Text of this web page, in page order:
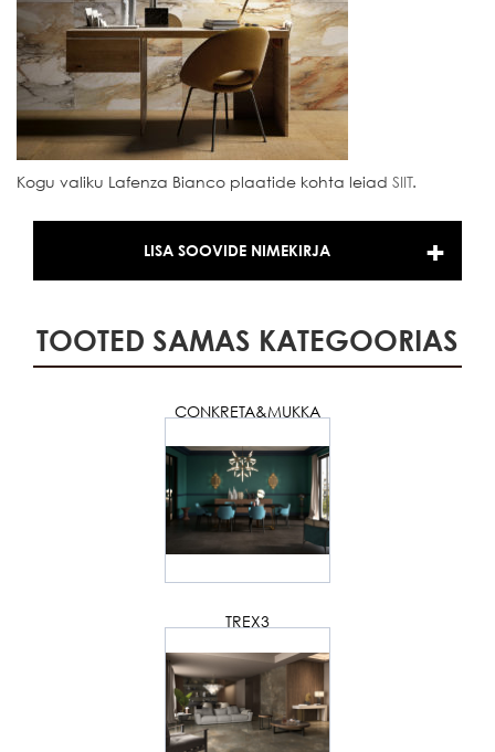
Kogu valiku Lafenza Bianco plaatide kohta leiad SIIT.
LISA SOOVIDE NIMEKIRJA
TOOTED SAMAS KATEGOORIAS
CONKRETA&MUKKA
TREX3